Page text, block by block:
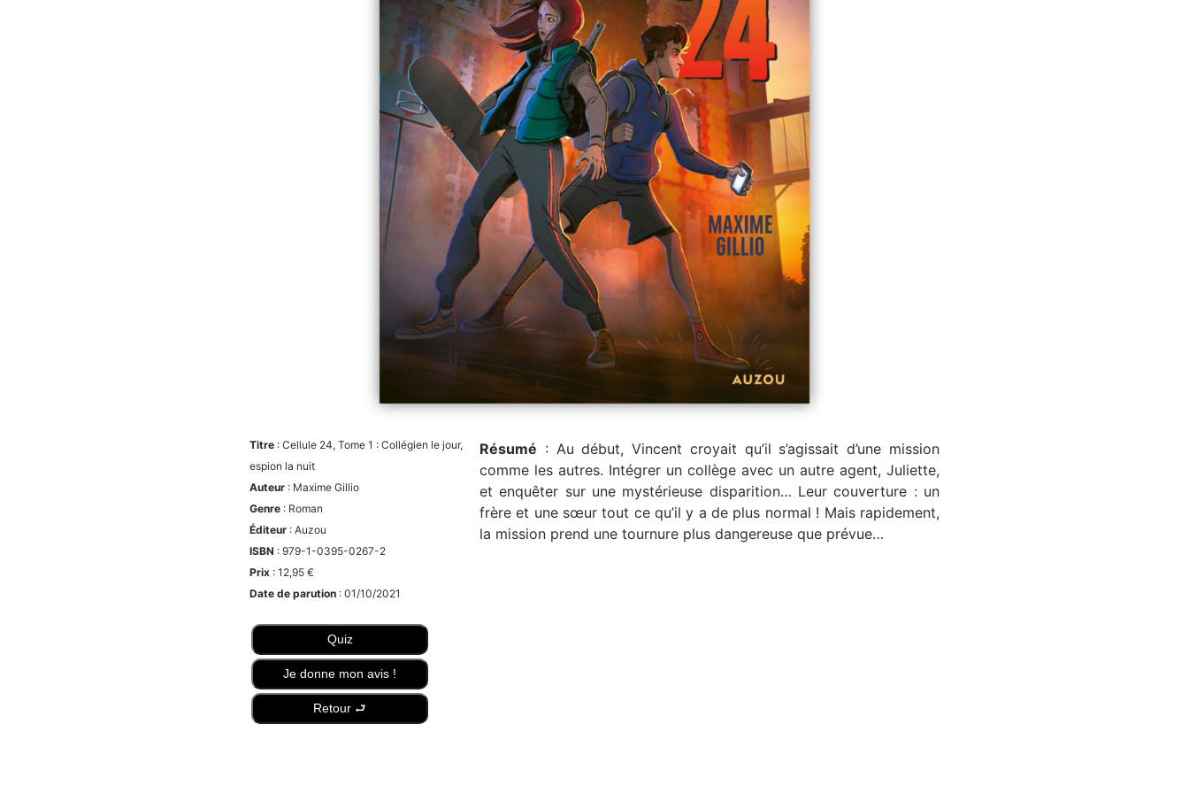
Titre : Cellule 24, Tome 1 : Collégien le jour,
espion la nuit
Auteur : Maxime Gillio
Genre : Roman
Éditeur : Auzou
ISBN : 979-1-0395-0267-2
Prix : 12,95 €
Date de parution : 01/10/2021
Quiz
Je donne mon avis !
Retour ⮐
Résumé : Au début, Vincent croyait qu’il s’agissait d’une mission
comme les autres. Intégrer un collège avec un autre agent, Juliette,
et enquêter sur une mystérieuse disparition… Leur couverture : un
frère et une sœur tout ce qu’il y a de plus normal ! Mais rapidement,
la mission prend une tournure plus dangereuse que prévue…